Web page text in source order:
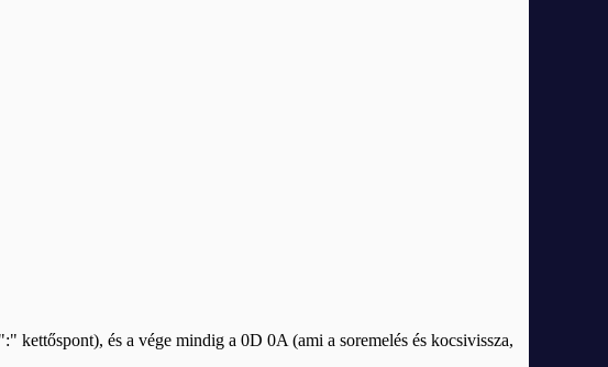
kettőspont), és a vége mindig a 0D 0A (ami a soremelés és kocsivissza,